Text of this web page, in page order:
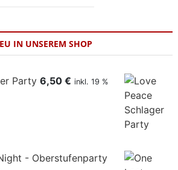
IN UNSEREM SHOP
Party 6,50 € inkl. 19 %
- Oberstufenparty